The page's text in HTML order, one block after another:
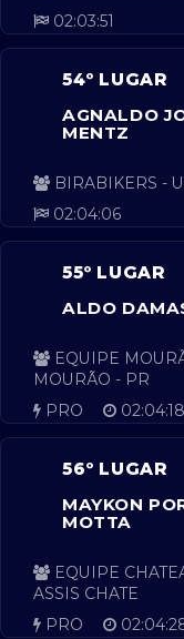
02:03:51
54º LUGAR
AGNALDO
MENTZ
BIRABIKERS -
02:04:06
55º LUGAR
ALDO
EQUIPE
MOURÃO - PR
PRO
02:04:18
56º LUGAR
MAYKON
MOTTA
EQUIPE
ASSIS CHATE
PRO